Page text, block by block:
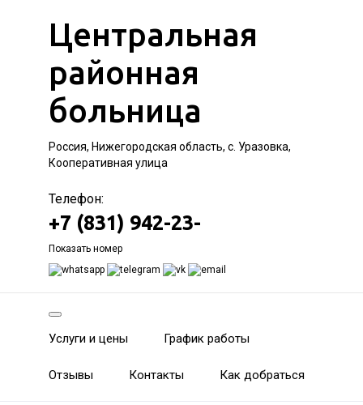
Центральная
районная
больница
Россия, Нижегородская область, с. Уразовка,
Кооперативная улица
Телефон:
+7 (831) 942-23-
Показать номер
Услуги и цены График работы
Отзывы Контакты Как добраться